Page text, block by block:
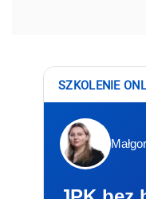
SZKOLENIE